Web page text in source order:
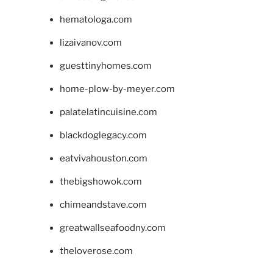
hematologa.com
lizaivanov.com
guesttinyhomes.com
home-plow-by-meyer.com
palatelatincuisine.com
blackdoglegacy.com
eatvivahouston.com
thebigshowok.com
chimeandstave.com
greatwallseafoodny.com
theloverose.com